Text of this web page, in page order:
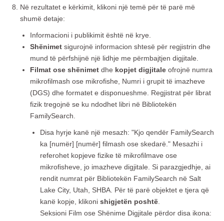
Në rezultatet e kërkimit, klikoni një temë për të parë më
shumë detaje:
Informacioni i publikimit është në krye.
Shënimet sigurojnë informacion shtesë për regjistrin dhe
mund të përfshijnë një lidhje me përmbajtjen digjitale.
Filmat ose shënimet dhe kopjet digjitale ofrojnë numra
mikrofilmash ose mikrofishe, Numri i grupit të imazheve
(DGS) dhe formatet e disponueshme. Regjistrat për librat
fizik tregojnë se ku ndodhet libri në Bibliotekën
FamilySearch.
Disa hyrje kanë një mesazh: "Kjo qendër FamilySearch
ka [numër] [numër] filmash ose skedarë." Mesazhi i
referohet kopjeve fizike të mikrofilmave ose
mikrofisheve, jo imazheve digjitale. Si parazgjedhje, ai
rendit numrat për Bibliotekën FamilySearch në Salt
Lake City, Utah, SHBA. Për të parë objektet e tjera që
kanë kopje, klikoni shigjetën poshtë
Seksioni Film ose Shënime Digjitale përdor disa ikona: